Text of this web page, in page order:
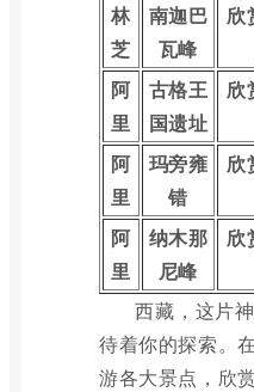
林
芝
南迦巴
瓦峰
欣
阿
里
古格王
国遗址
欣
阿
里
玛旁雍
错
欣
阿
里
纳木那
尼峰
欣
西藏，这片
待着你的探索。
游各大景点，欣